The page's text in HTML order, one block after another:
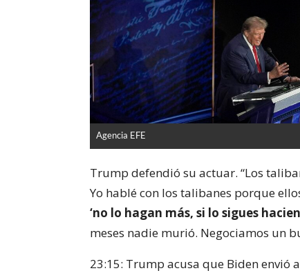
Agencia EFE
Trump defendió su actuar. “Los
Yo hablé con los talibanes porque
‘no lo hagan más, si lo sigues
meses nadie murió. Negociamos un
23:15: Trump acusa que Biden envió